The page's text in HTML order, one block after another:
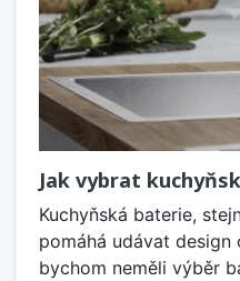
Jak vybrat
Kuchyňská baterie,
pomáhá udávat design
bychom neměli výběr